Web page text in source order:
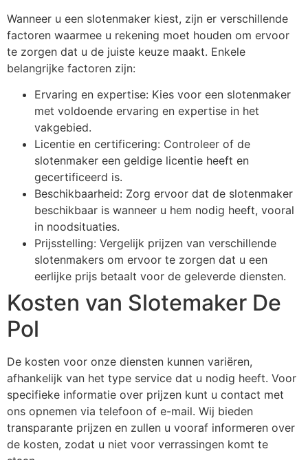
Wanneer u een slotenmaker kiest, zijn er verschillende
factoren waarmee u rekening moet houden om ervoor
te zorgen dat u de juiste keuze maakt. Enkele
belangrijke factoren zijn:
Ervaring en expertise: Kies voor een slotenmaker
met voldoende ervaring en expertise in het
vakgebied.
Licentie en certificering: Controleer of de
slotenmaker een geldige licentie heeft en
gecertificeerd is.
Beschikbaarheid: Zorg ervoor dat de slotenmaker
beschikbaar is wanneer u hem nodig heeft, vooral
in noodsituaties.
Prijsstelling: Vergelijk prijzen van verschillende
slotenmakers om ervoor te zorgen dat u een
eerlijke prijs betaalt voor de geleverde diensten.
Kosten van Slotemaker De
Pol
De kosten voor onze diensten kunnen variëren,
afhankelijk van het type service dat u nodig heeft. Voor
specifieke informatie over prijzen kunt u contact met
ons opnemen via telefoon of e-mail. Wij bieden
transparante prijzen en zullen u vooraf informeren over
de kosten, zodat u niet voor verrassingen komt te